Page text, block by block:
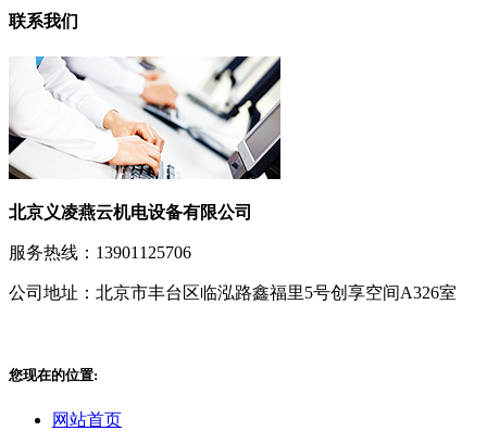
联系我们
北京义凌燕云机电设备有限公司
服务热线：13901125706
公司地址：北京市丰台区临泓路鑫福里5号创享空间A326室
您现在的位置:
网站首页